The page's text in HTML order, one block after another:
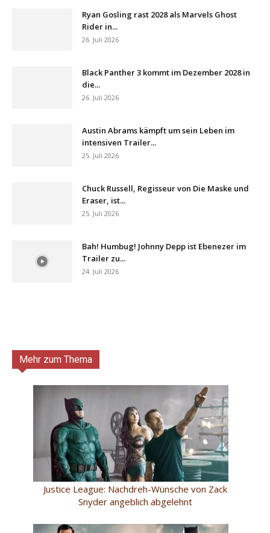
Ryan Gosling rast 2028 als Marvels Ghost
Rider in...
26. Juli 2026
Black Panther 3 kommt im Dezember 2028 in
die...
26. Juli 2026
Austin Abrams kämpft um sein Leben im
intensiven Trailer...
25. Juli 2026
Chuck Russell, Regisseur von Die Maske und
Eraser, ist...
25. Juli 2026
Bah! Humbug! Johnny Depp ist Ebenezer im
Trailer zu...
24. Juli 2026
Mehr zum Thema
Justice League: Nachdreh-Wünsche von Zack
Snyder angeblich abgelehnt